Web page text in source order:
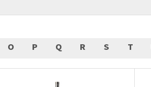
O P Q R S T